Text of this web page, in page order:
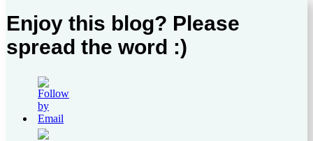
Enjoy this blog? Please
spread the word :)